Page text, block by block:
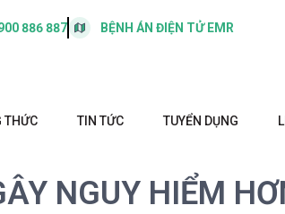
886 887 BỆNH ÁN ĐIỆN TỬ EMR
THỨC TIN TỨC TUYỂN DỤNG
NGUY HIỂM